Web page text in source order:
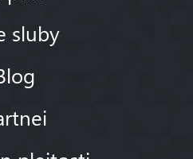
sluby